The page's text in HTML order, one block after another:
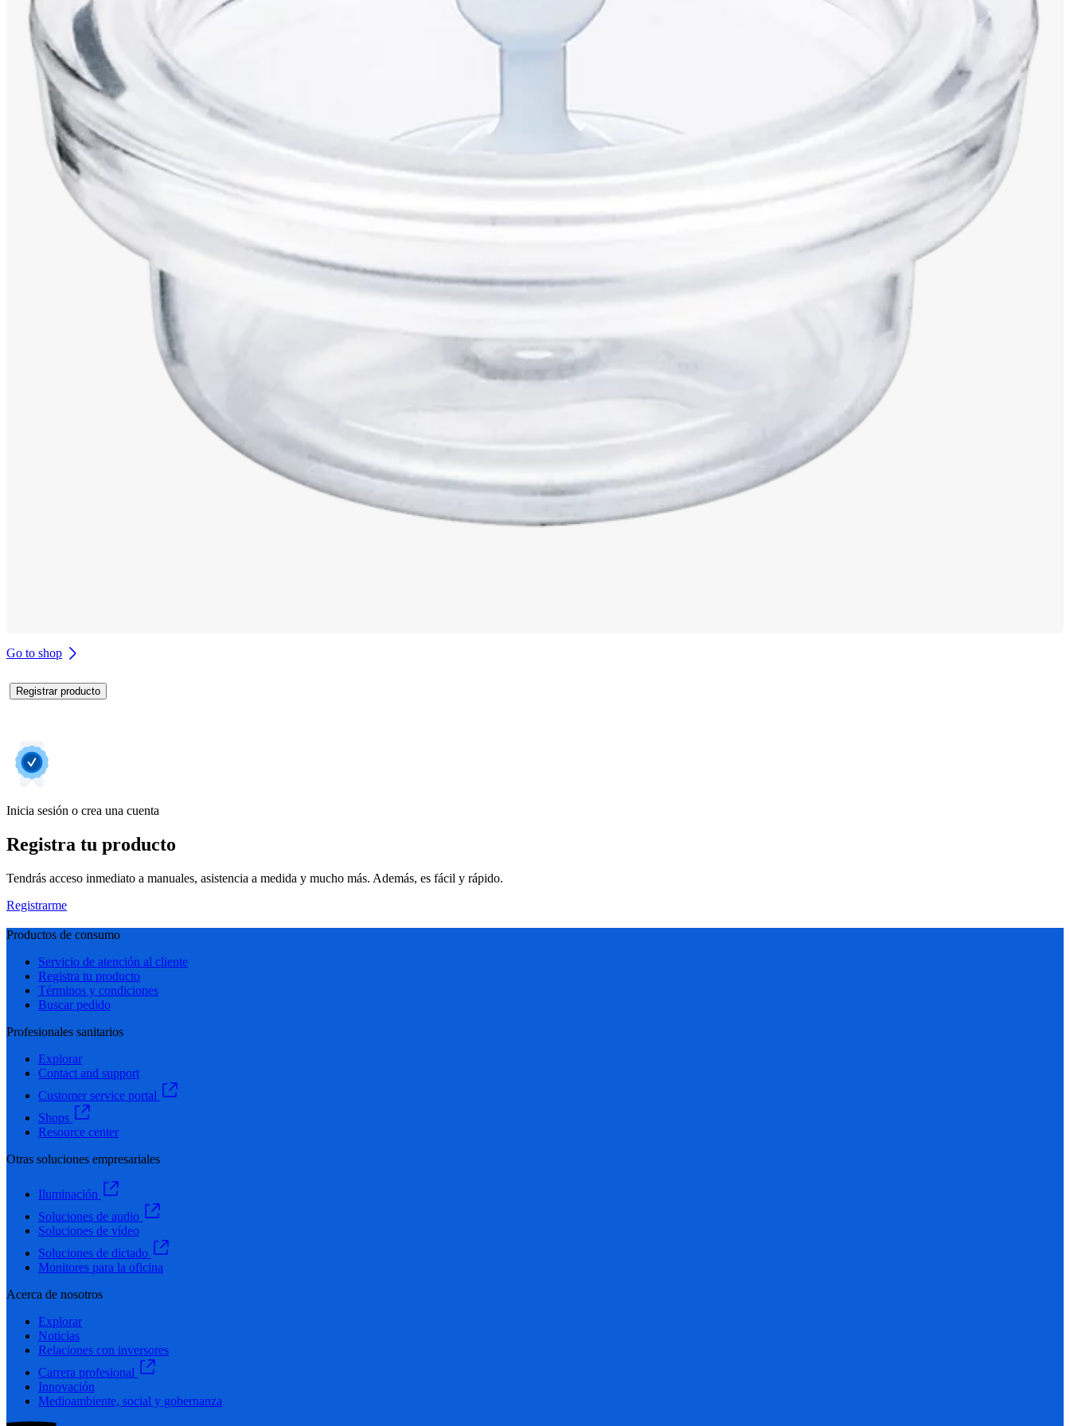
Go to shop
Registrar producto
Inicia sesión o crea una cuenta
Registra tu producto
Tendrás acceso inmediato a manuales, asistencia a medida y mucho más. Además, es fácil y rápido.
Registrarme
Productos de consumo
Servicio de atención al cliente
Registra tu producto
Términos y condiciones
Buscar pedido
Profesionales sanitarios
Explorar
Contact and support
Customer service portal
Shops
Resource center
Otras soluciones empresariales
Iluminación
Soluciones de audio
Soluciones de vídeo
Soluciones de dictado
Monitores para la oficina
Acerca de nosotros
Explorar
Noticias
Relaciones con inversores
Carrera profesional
Innovación
Medioambiente, social y gobernanza